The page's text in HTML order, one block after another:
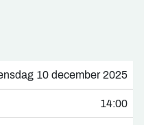
10 december 2025
14:00